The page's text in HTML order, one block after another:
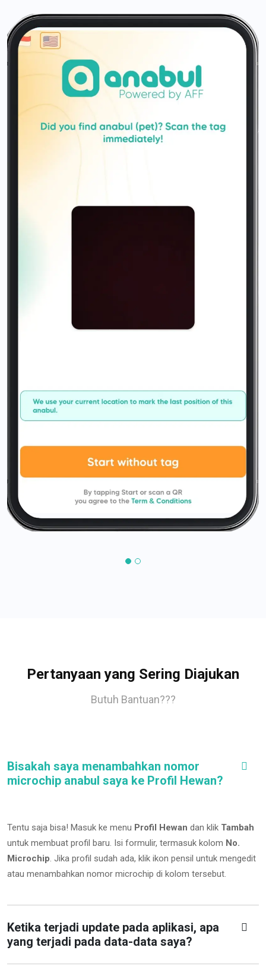
Pertanyaan yang Sering Diajukan
Butuh Bantuan???
Bisakah saya menambahkan nomor
microchip anabul saya ke Profil Hewan?
Tentu saja bisa! Masuk ke menu Profil Hewan dan klik Tambah
untuk membuat profil baru. Isi formulir, termasuk kolom No.
Microchip. Jika profil sudah ada, klik ikon pensil untuk mengedit
atau menambahkan nomor microchip di kolom tersebut.
Ketika terjadi update pada aplikasi, apa
yang terjadi pada data-data saya?